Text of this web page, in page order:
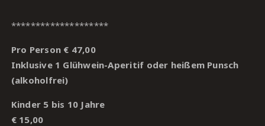
********************
Pro Person € 47,00
Inklusive 1 Glühwein-Aperitif oder heißem Punsch
(alkoholfrei)
Kinder 5 bis 10 Jahre
€ 15,00